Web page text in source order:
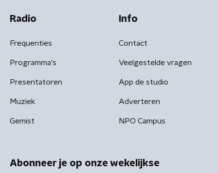
Radio
Frequenties
Programma's
Presentatoren
Muziek
Gemist
Info
Contact
Veelgestelde vragen
App de studio
Adverteren
NPO Campus
Abonneer je op onze wekelijkse